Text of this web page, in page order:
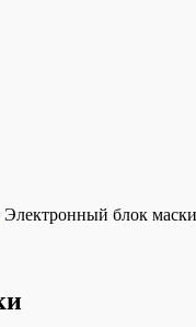
Ремонт автомобиля,
Электронный блок маски